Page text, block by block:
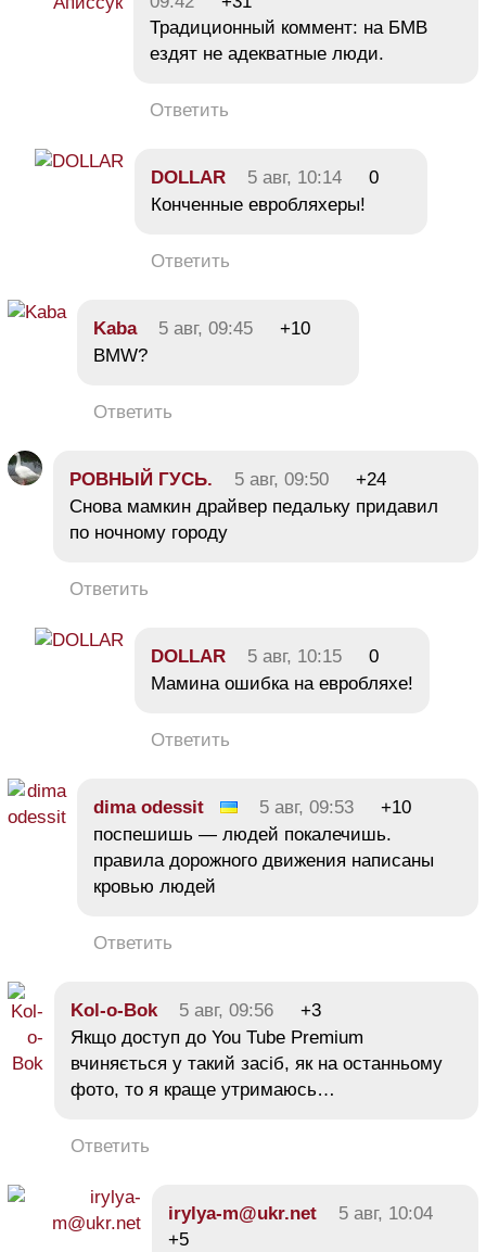
Традиционный коммент: на БМВ
ездят не адекватные люди.
Ответить
DOLLAR 5 авг, 10:14
0
Конченные евробляхеры!
Ответить
Kaba 5 авг, 09:45
+10
BMW?
Ответить
РОВНЫЙ ГУСЬ. 5 авг, 09:50
+24
Снова мамкин драйвер педальку придавил
по ночному городу
Ответить
DOLLAR 5 авг, 10:15
0
Мамина ошибка на евробляхе!
Ответить
dima odessit 5 авг, 09:53
+10
поспешишь — людей покалечишь.
правила дорожного движения написаны
кровью людей
Ответить
Kol-o-Bok 5 авг, 09:56
+3
Якщо доступ до You Tube Premium
вчиняється у такий засіб, як на останньому
фото, то я краще утримаюсь…
Ответить
irylya-m@ukr.net
5 авг, 10:04
+5